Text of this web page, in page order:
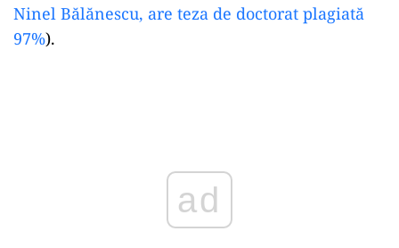
Ninel Bălănescu, are teza de doctorat plagiată
97%).